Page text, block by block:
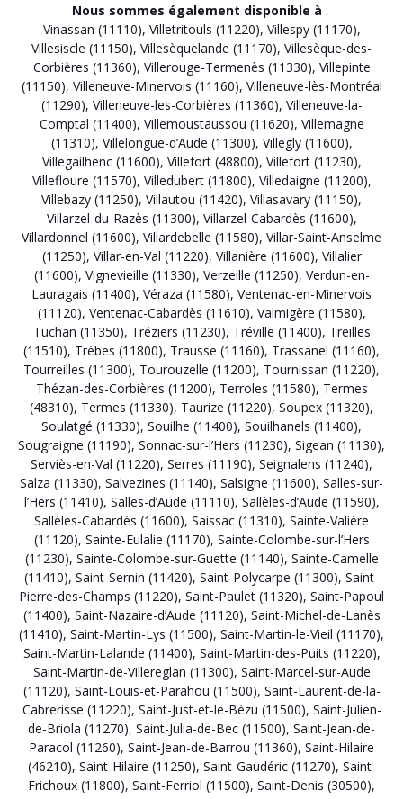
Nous sommes également disponible à :
Vinassan (11110), Villetritouls (11220), Villespy (11170),
Villesiscle (11150), Villesèquelande (11170), Villesèque-des-
Corbières (11360), Villerouge-Termenès (11330), Villepinte
(11150), Villeneuve-Minervois (11160), Villeneuve-lès-Montréal
(11290), Villeneuve-les-Corbières (11360), Villeneuve-la-
Comptal (11400), Villemoustaussou (11620), Villemagne
(11310), Villelongue-d’Aude (11300), Villegly (11600),
Villegailhenc (11600), Villefort (48800), Villefort (11230),
Villefloure (11570), Villedubert (11800), Villedaigne (11200),
Villebazy (11250), Villautou (11420), Villasavary (11150),
Villarzel-du-Razès (11300), Villarzel-Cabardès (11600),
Villardonnel (11600), Villardebelle (11580), Villar-Saint-Anselme
(11250), Villar-en-Val (11220), Villanière (11600), Villalier
(11600), Vignevieille (11330), Verzeille (11250), Verdun-en-
Lauragais (11400), Véraza (11580), Ventenac-en-Minervois
(11120), Ventenac-Cabardès (11610), Valmigère (11580),
Tuchan (11350), Tréziers (11230), Tréville (11400), Treilles
(11510), Trèbes (11800), Trausse (11160), Trassanel (11160),
Tourreilles (11300), Tourouzelle (11200), Tournissan (11220),
Thézan-des-Corbières (11200), Terroles (11580), Termes
(48310), Termes (11330), Taurize (11220), Soupex (11320),
Soulatgé (11330), Souilhe (11400), Souilhanels (11400),
Sougraigne (11190), Sonnac-sur-l’Hers (11230), Sigean (11130),
Serviès-en-Val (11220), Serres (11190), Seignalens (11240),
Salza (11330), Salvezines (11140), Salsigne (11600), Salles-sur-
l’Hers (11410), Salles-d’Aude (11110), Sallèles-d’Aude (11590),
Sallèles-Cabardès (11600), Saissac (11310), Sainte-Valière
(11120), Sainte-Eulalie (11170), Sainte-Colombe-sur-l’Hers
(11230), Sainte-Colombe-sur-Guette (11140), Sainte-Camelle
(11410), Saint-Sernin (11420), Saint-Polycarpe (11300), Saint-
Pierre-des-Champs (11220), Saint-Paulet (11320), Saint-Papoul
(11400), Saint-Nazaire-d’Aude (11120), Saint-Michel-de-Lanès
(11410), Saint-Martin-Lys (11500), Saint-Martin-le-Vieil (11170),
Saint-Martin-Lalande (11400), Saint-Martin-des-Puits (11220),
Saint-Martin-de-Villereglan (11300), Saint-Marcel-sur-Aude
(11120), Saint-Louis-et-Parahou (11500), Saint-Laurent-de-la-
Cabrerisse (11220), Saint-Just-et-le-Bézu (11500), Saint-Julien-
de-Briola (11270), Saint-Julia-de-Bec (11500), Saint-Jean-de-
Paracol (11260), Saint-Jean-de-Barrou (11360), Saint-Hilaire
(46210), Saint-Hilaire (11250), Saint-Gaudéric (11270), Saint-
Frichoux (11800), Saint-Ferriol (11500), Saint-Denis (30500),